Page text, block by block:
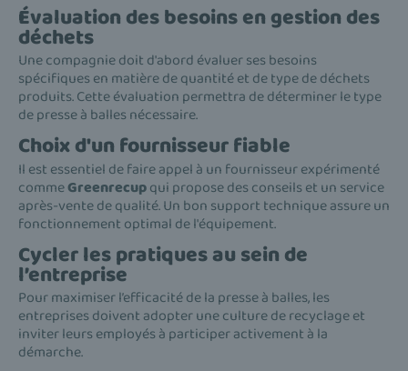
Évaluation des besoins en gestion des
déchets
Une compagnie doit d'abord évaluer ses besoins
spécifiques en matière de quantité et de type de déchets
produits. Cette évaluation permettra de déterminer le type
de presse à balles nécessaire.
Choix d'un fournisseur fiable
Il est essentiel de faire appel à un fournisseur expérimenté
commeGreenrecupqui propose des conseils et un service
après-vente de qualité. Un bon support technique assure un
fonctionnement optimal de l'équipement.
Cycler les pratiques au sein de
l’entreprise
Pour maximiser l’efficacité de la presse à balles, les
entreprises doivent adopter une culture de recyclage et
inviter leurs employés à participer activement à la
démarche.